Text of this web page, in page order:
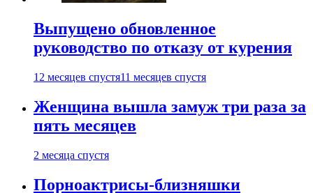
Выпущено обновленное
руководство по отказу от курения
12 месяцев спустя11 месяцев спустя
Женщина вышла замуж три раза за
пять месяцев
2 месяца спустя
Порноактрисы-близняшки